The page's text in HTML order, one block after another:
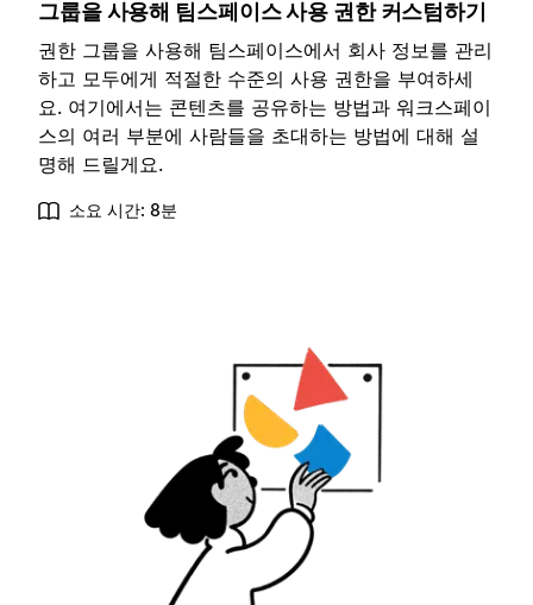
그룹을 사용해 팀스페이스 사용 권한 커스텀하기
권한 그룹을 사용해 팀스페이스에서 회사 정보를 관리
하고 모두에게 적절한 수준의 사용 권한을 부여하세
요. 여기에서는 콘텐츠를 공유하는 방법과 워크스페이
스의 여러 부분에 사람들을 초대하는 방법에 대해 설
명해 드릴게요.
소요 시간: 8분